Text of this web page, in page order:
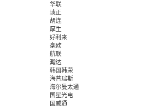
华联
琥正
胡连
厚生
好利来
毫欧
航联
瀚达
韩国韩荣
海普瑞斯
海尔曼太通
国星光电
国威通